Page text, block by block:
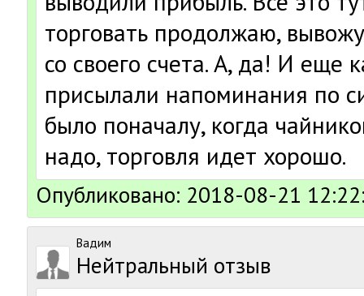
торговать продолжаю,
со своего счета. А, да! И еще
присылали напоминания по
было поначалу, когда
надо, торговля идет хорошо.
Опубликовано: 2018-08-21
Вадим
Нейтральный отзыв